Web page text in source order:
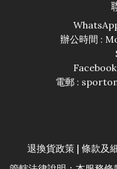
辦公時間 :
Sat (
電郵 :
退換貨政策 | 條款及